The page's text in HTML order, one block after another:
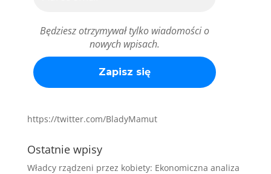
Będziesz otrzymywał tylko wiadomości o
nowych wpisach.
https://twitter.com/BladyMamut
Ostatnie wpisy
Władcy rządzeni przez kobiety: Ekonomiczna analiza